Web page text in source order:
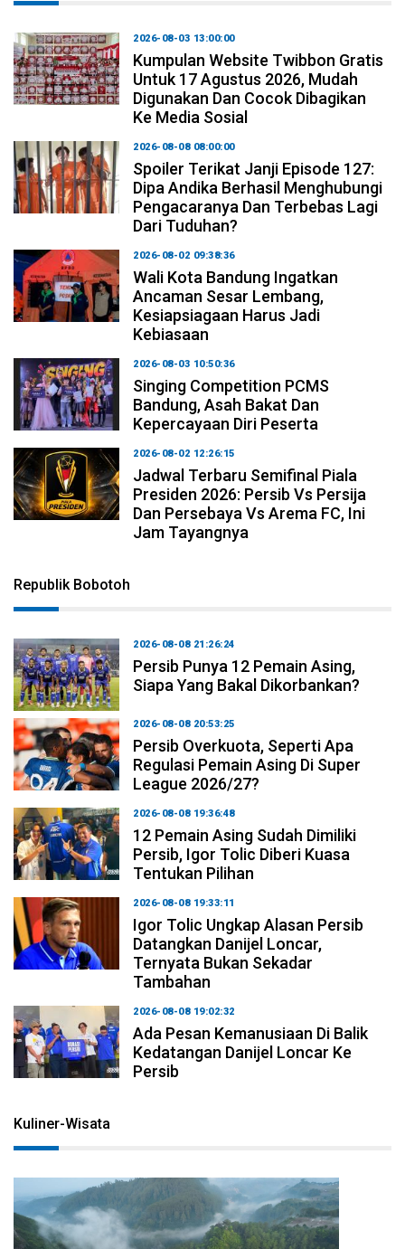
2026-08-03 13:00:00
Kumpulan Website Twibbon Gratis
Untuk 17 Agustus 2026, Mudah
Digunakan Dan Cocok Dibagikan
Ke Media Sosial
2026-08-08 08:00:00
Spoiler Terikat Janji Episode 127:
Dipa Andika Berhasil Menghubungi
Pengacaranya Dan Terbebas Lagi
Dari Tuduhan?
2026-08-02 09:38:36
Wali Kota Bandung Ingatkan
Ancaman Sesar Lembang,
Kesiapsiagaan Harus Jadi
Kebiasaan
2026-08-03 10:50:36
Singing Competition PCMS
Bandung, Asah Bakat Dan
Kepercayaan Diri Peserta
2026-08-02 12:26:15
Jadwal Terbaru Semifinal Piala
Presiden 2026: Persib Vs Persija
Dan Persebaya Vs Arema FC, Ini
Jam Tayangnya
Republik Bobotoh
2026-08-08 21:26:24
Persib Punya 12 Pemain Asing,
Siapa Yang Bakal Dikorbankan?
2026-08-08 20:53:25
Persib Overkuota, Seperti Apa
Regulasi Pemain Asing Di Super
League 2026/27?
2026-08-08 19:36:48
12 Pemain Asing Sudah Dimiliki
Persib, Igor Tolic Diberi Kuasa
Tentukan Pilihan
2026-08-08 19:33:11
Igor Tolic Ungkap Alasan Persib
Datangkan Danijel Loncar,
Ternyata Bukan Sekadar
Tambahan
2026-08-08 19:02:32
Ada Pesan Kemanusiaan Di Balik
Kedatangan Danijel Loncar Ke
Persib
Kuliner-Wisata